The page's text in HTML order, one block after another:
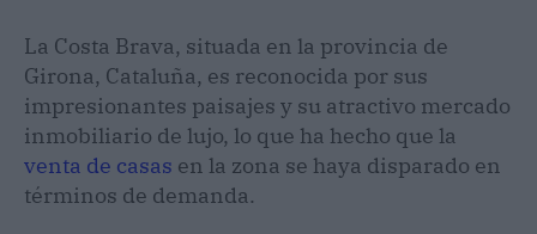
La Costa Brava, situada en la provincia de
Girona, Cataluña, es reconocida por sus
impresionantes paisajes y su atractivo mercado
inmobiliario de lujo, lo que ha hecho que la
venta de casas en la zona se haya disparado en
términos de demanda.